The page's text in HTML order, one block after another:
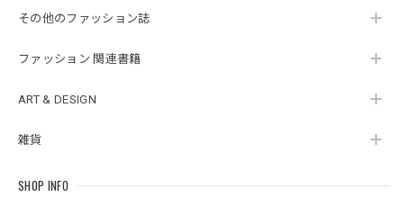
その他のファッション誌
ファッション 関連書籍
ART & DESIGN
雑貨
SHOP INFO